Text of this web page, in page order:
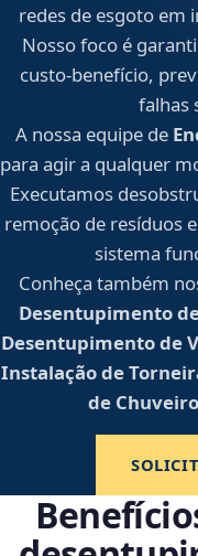
redes de esgoto em
Nosso foco é
custo-benefício,
falhas
A nossa equipe de
para agir a qualquer
Executamos
remoção de resíduos
sistema
Conheça também
Desentupimento
Desentupimento de
Instalação de
de Chuveiro